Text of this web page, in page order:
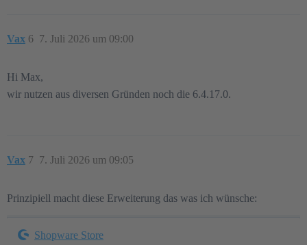
        display: none !important;
    body.is-ctl-navigation .product-price-info,
    body.is-ctl-navigation .product-price-wrapper {
    }
        line-height: 1.25 !important;
    body.is-ctl-navigation .product-price-unit,
Vax 7. Juli 2026 um 09:00
6
Hi Max,
wir nutzen aus diversen Gründen noch die 6.4.17.0.
Vax 7. Juli 2026 um 09:05
7
Prinzipiell macht diese Erweiterung das was ich wünsche:
Shopware Store